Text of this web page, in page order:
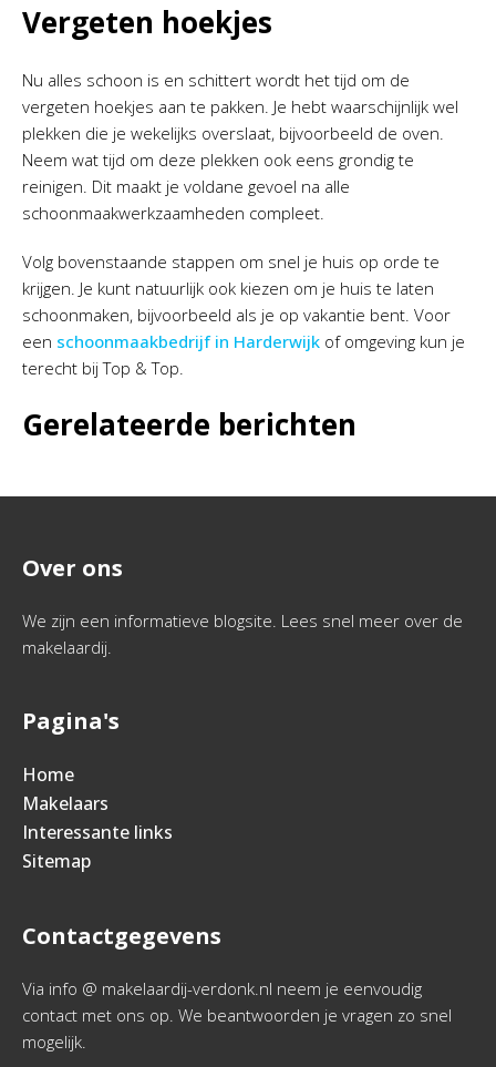
Vergeten hoekjes
Nu alles schoon is en schittert wordt het tijd om de
vergeten hoekjes aan te pakken. Je hebt waarschijnlijk wel
plekken die je wekelijks overslaat, bijvoorbeeld de oven.
Neem wat tijd om deze plekken ook eens grondig te
reinigen. Dit maakt je voldane gevoel na alle
schoonmaakwerkzaamheden compleet.
Volg bovenstaande stappen om snel je huis op orde te
krijgen. Je kunt natuurlijk ook kiezen om je huis te laten
schoonmaken, bijvoorbeeld als je op vakantie bent. Voor
een schoonmaakbedrijf in Harderwijk of omgeving kun je
terecht bij Top & Top.
Gerelateerde berichten
Over ons
We zijn een informatieve blogsite. Lees snel meer over de
makelaardij.
Pagina's
Home
Makelaars
Interessante links
Sitemap
Contactgegevens
Via info @ makelaardij-verdonk.nl neem je eenvoudig
contact met ons op. We beantwoorden je vragen zo snel
mogelijk.